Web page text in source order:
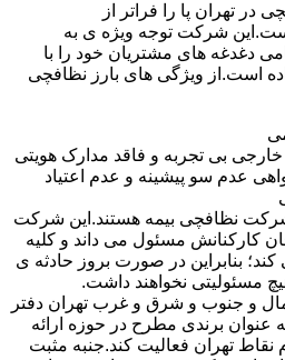
تهران پا را فراتر از
است.این شرکت توجه ویژه ی به
دغدغه های مشتریان خود را با
است.از ویژگی های بارز نظافچی
بی تجربه و فاقد مدارک هویتی
عدم سو پیشینه و عدم اعتیاد
نظافچی بیمه هستند.این شرکت
کارکنانش مسئول می داند و کلیه
بنابراین در صورت بروز حادثه ی
مسئولیتی نخواهند داشت.
و جنوب و شرق و غرب تهران دفتر
عنوان برندی مطرح در حوزه ارائه
تهران فعالیت کند.جنبه مثبت